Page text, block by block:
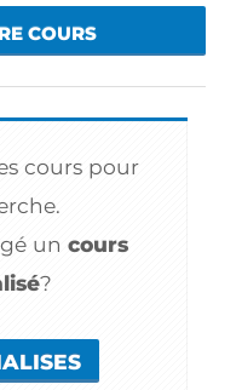
COURS
cours pour
un cours
?